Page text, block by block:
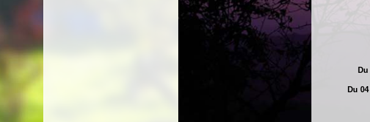
Du
Du 04